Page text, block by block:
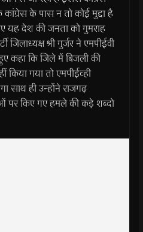
के पास न तो कोई मुद्दा है
यह देश की जनता को गुमराह
जिलाध्यक्ष श्री गुर्जर ने एमपीईवी
कहा कि जिले में बिजली की
किया गया तो एमपीईव्ही
साथ ही उन्होंने राजगढ़
पर किए गए हमले की कड़े शब्दो